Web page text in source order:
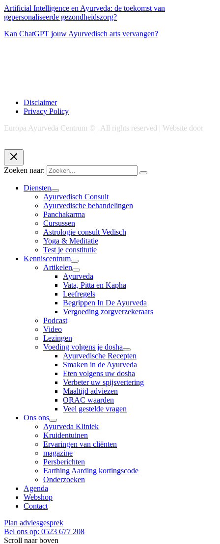
Artificial Intelligence en Ayurveda: de toekomst van
gepersonaliseerde gezondheidszorg?
Kan ChatGPT jouw Ayurvedisch arts vervangen?
Disclaimer
Privacy Policy
Europa Ayurveda Centrum © | All rights reserved | Website door
Zoeken naar:
Diensten
Ayurvedisch Consult
Ayurvedische behandelingen
Panchakarma
Cursussen
Astrologie consult Vedisch
Yoga & Meditatie
Test je constitutie
Kenniscentrum
Artikelen
Ayurveda
Vata, Pitta en Kapha
Leefregels
Begrippen In De Ayurveda
Vergoeding zorgverzekeraars
Podcast
Video
Lezingen
Voeding volgens je dosha
Ayurvedische Recepten
Smaken in de Ayurveda
Eten volgens uw dosha
Verbeter uw spijsvertering
Maaltijd adviezen
ORAC waarden
Veel gestelde vragen
Ons ons
Ayurveda Kliniek
Kruidentuinen
Ervaringen van cliënten
magazine
Persberichten
Earthing Aarding kortingscode
Onderzoeken
Agenda
Webshop
Contact
Plan adviesgesprek
Bel ons op: 0523 677 208
Scroll naar boven